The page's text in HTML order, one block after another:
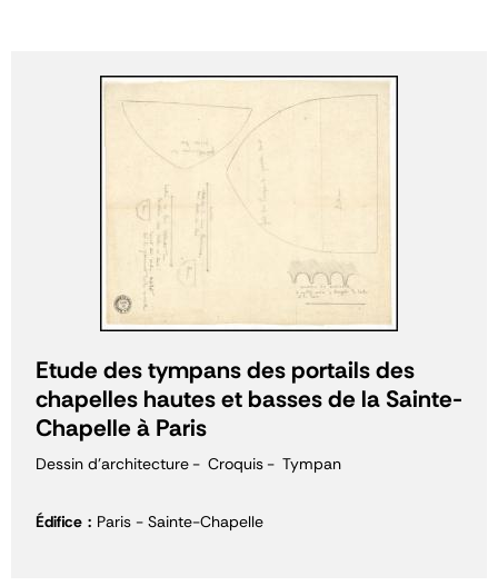
Etude des tympans des portails des
chapelles hautes et basses de la Sainte-
Chapelle à Paris
Dessin d'architecture Croquis Tympan
Édifice Paris - Sainte-Chapelle